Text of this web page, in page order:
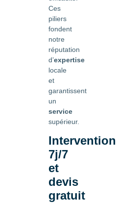
Ces
piliers
fondent
notre
réputation
d’expertise
locale
et
garantissent
un
service
supérieur.
Intervention
7j/7
et
devis
gratuit